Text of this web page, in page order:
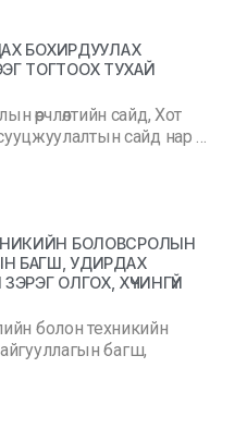
БОХИРДУУЛАХ
ТОГТООХ ТУХАЙ
өөрчлөлтийн сайд, Хот
сайд нар …
БОЛОВСРОЛЫН
БАГШ, УДИРДАХ
ОЛГОХ, ХҮЧИНГҮЙ
болон техникийн
багш,